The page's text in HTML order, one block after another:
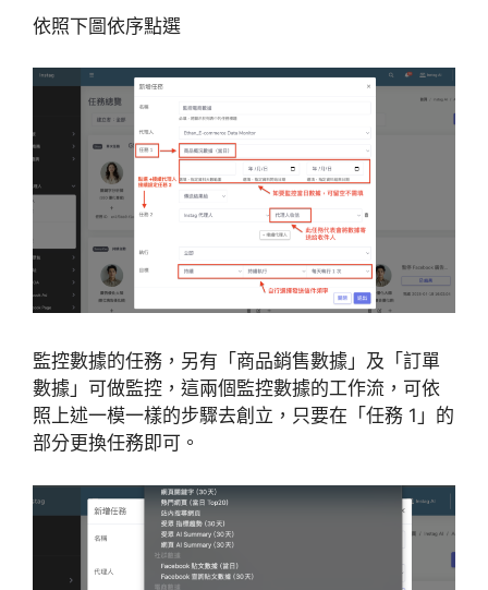
依照下圖依序點選
監控數據的任務，另有「商品銷售數據」及「訂單
數據」可做監控，這兩個監控數據的工作流，可依
照上述一模一樣的步驟去創立，只要在「任務 1」的
部分更換任務即可。